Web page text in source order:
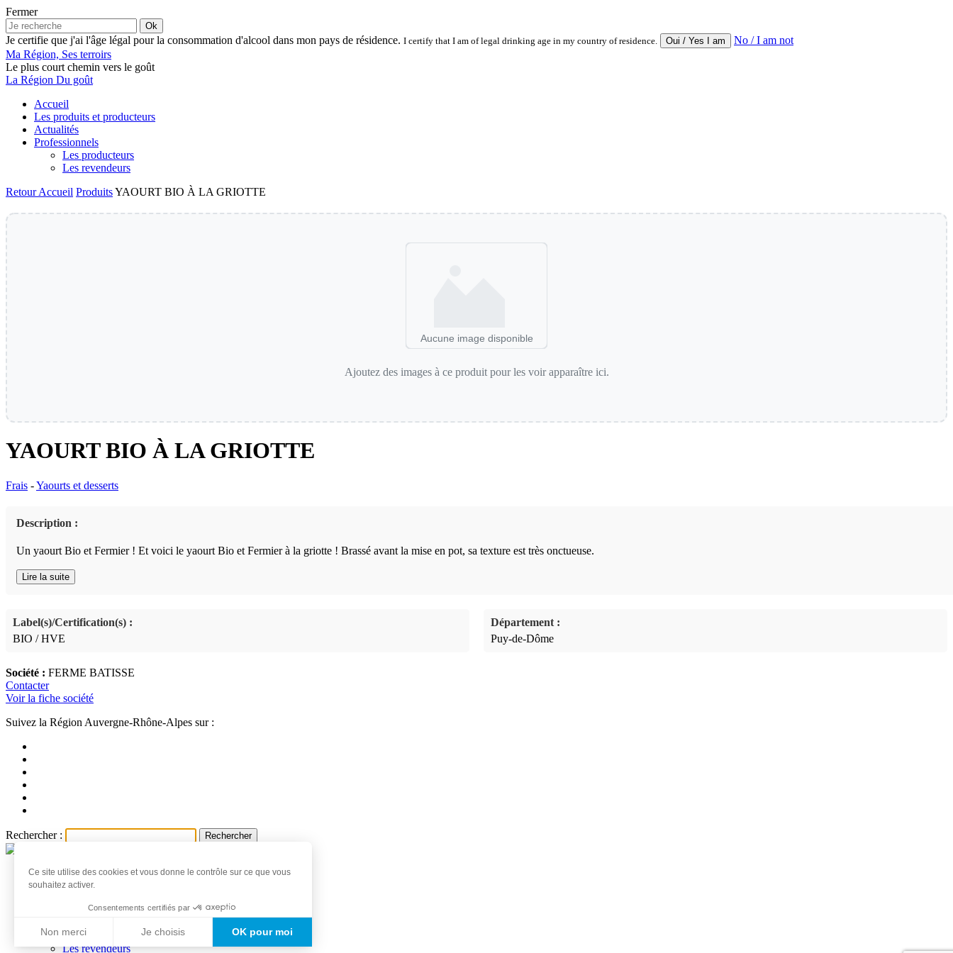
Fermer
Ok
Je certifie que j'ai l'âge légal pour la consommation d'alcool dans mon pays de résidence. I certify that I am of legal drinking age in my country of residence.
No / I am not
Ma Région, Ses terroirs
Le plus court chemin vers le goût
La Région Du goût
Accueil
Les produits et producteurs
Actualités
Professionnels
Les producteurs
Les revendeurs
RetourAccueil ProduitsYAOURT BIO À LA GRIOTTE
Aucune image disponible
Ajoutez des images à ce produit pour les voir apparaître ici.
YAOURT BIO À LA GRIOTTE
Frais -Yaourts et desserts
Description :
Un yaourt Bio et Fermier ! Et voici le yaourt Bio et Fermier à la griotte ! Brassé avant la mise en pot, sa texture est très onctueuse.
Lire la suite
Label(s)/Certification(s) :
BIO / HVE
Département :
Puy-de-Dôme
Société : FERME BATISSE
Contacter
Voir la fiche société
Suivez la Région Auvergne-Rhône-Alpes sur :
Rechercher :
Accueil
Les produits et producteurs
Les producteurs
Les revendeurs
Ce site utilise des cookies et vous donne le contrôle sur ce que vous
souhaitez activer.
Consentements certifiés par
Non merci Je choisis OK pour moi